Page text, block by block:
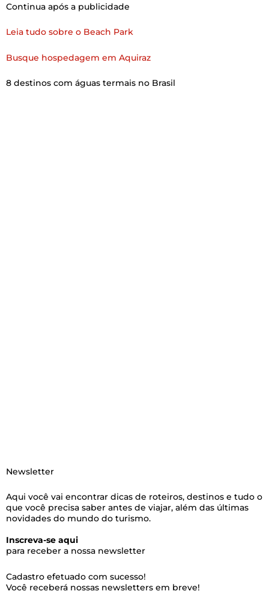
Continua após a publicidade
Leia tudo sobre o Beach Park
Busque hospedagem em Aquiraz
8 destinos com águas termais no Brasil
Newsletter
Aqui você vai encontrar dicas de roteiros, destinos e tudo o
que você precisa saber antes de viajar, além das últimas
novidades do mundo do turismo.
Inscreva-se aqui
para receber a nossa newsletter
Cadastro efetuado com sucesso!
Você receberá nossas newsletters em breve!